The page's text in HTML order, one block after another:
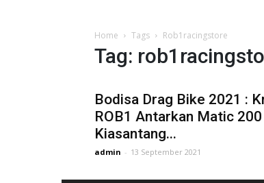
Home Tags Rob1racingstore
Tag:
Bodisa Drag Bike 2021 :
ROB1 Antarkan Matic 200
Kiasantang...
admin - 13 September 2021